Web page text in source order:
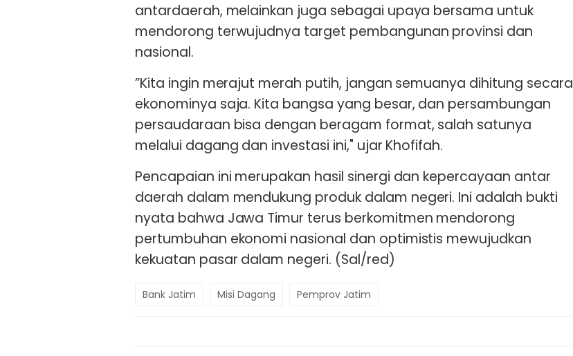
antardaerah, melainkan juga sebagai upaya bersama untuk
mendorong terwujudnya target pembangunan provinsi dan
nasional.
”Kita ingin merajut merah putih, jangan semuanya dihitung secara
ekonominya saja. Kita bangsa yang besar, dan persambungan
persaudaraan bisa dengan beragam format, salah satunya
melalui dagang dan investasi ini," ujar Khofifah.
Pencapaian ini merupakan hasil sinergi dan kepercayaan antar
daerah dalam mendukung produk dalam negeri. Ini adalah bukti
nyata bahwa Jawa Timur terus berkomitmen mendorong
pertumbuhan ekonomi nasional dan optimistis mewujudkan
kekuatan pasar dalam negeri. (Sal/red)
Bank Jatim Misi Dagang Pemprov Jatim